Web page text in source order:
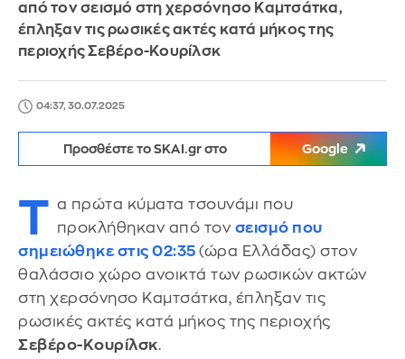
από τον σεισμό στη χερσόνησο Καμτσάτκα,
έπληξαν τις ρωσικές ακτές κατά μήκος της
περιοχής Σεβέρο-Κουρίλσκ
04:37, 30.07.2025
Προσθέστε το SKAI.gr στο Google
Τ α πρώτα κύματα τσουνάμι που
προκλήθηκαν από τον σεισμό που
σημειώθηκε στις 02:35 (ώρα Ελλάδας) στον
θαλάσσιο χώρο ανοικτά των ρωσικών ακτών
στη χερσόνησο Καμτσάτκα, έπληξαν τις
ρωσικές ακτές κατά μήκος της περιοχής
Σεβέρο-Κουρίλσκ.